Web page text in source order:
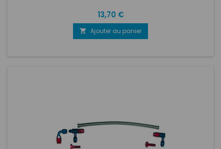
Prix
13,70 €
 Ajouter au panier